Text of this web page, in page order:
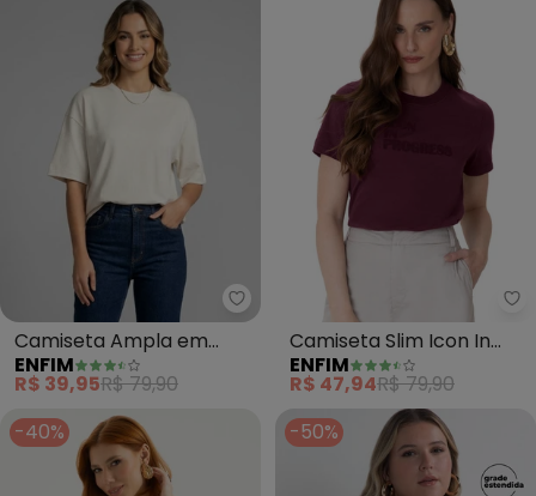
Enfim - Camiseta Ampla em
Camiseta Ampla em
Malha (Off White)
ENFIM
R$ 39,95R$ 79,90
Camiseta Slim Icon In
Progress (Bordô)
ENFIM
R$ 47,94R$ 79,90
-40%
-50%